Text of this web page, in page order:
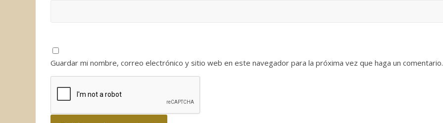
Guardar mi nombre, correo electrónico y sitio web en este navegador para la próxima vez que haga un comentario.